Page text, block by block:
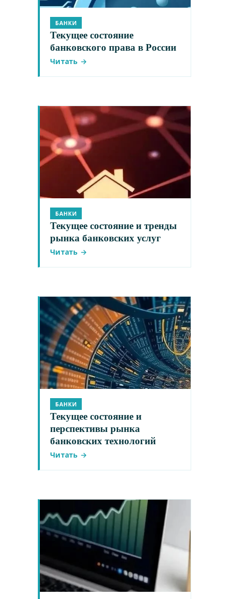
БАНКИ
Текущее состояние
банковского права в России
Читать →
БАНКИ
Текущее состояние и тренды
рынка банковских услуг
Читать →
БАНКИ
Текущее состояние и
перспективы рынка
банковских технологий
Читать →